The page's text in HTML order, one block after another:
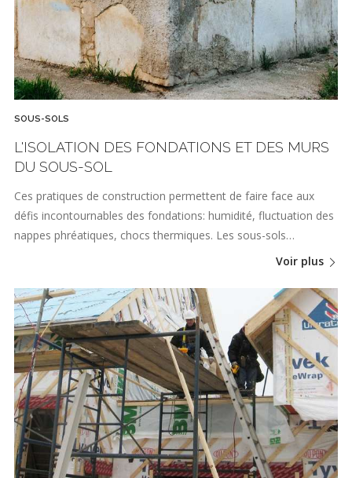
SOUS-SOLS
L'ISOLATION DES FONDATIONS ET DES MURS
DU SOUS-SOL
Ces pratiques de construction permettent de faire face aux
défis incontournables des fondations: humidité, fluctuation des
nappes phréatiques, chocs thermiques. Les sous-sols…
Voir plus